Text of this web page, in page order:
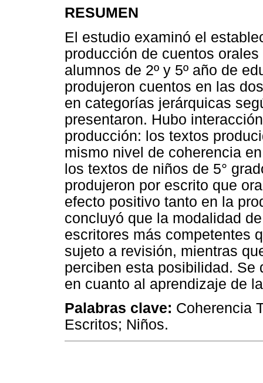
RESUMEN
El estudio examinó el
producción de cuentos
alumnos de 2º y 5º año de
produjeron cuentos en las
en categorías jerárquicas
presentaron. Hubo
producción: los textos
mismo nivel de coherencia
los textos de niños de 5°
produjeron por escrito que
efecto positivo tanto en la
concluyó que la modalidad
escritores más competentes
sujeto a revisión, mientras
perciben esta posibilidad.
en cuanto al aprendizaje de
Palabras clave: Coherencia
Escritos; Niños.